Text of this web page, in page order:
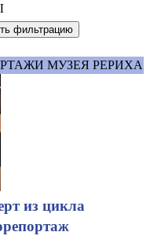
МУЗЕЯ РЕРИХА
из цикла